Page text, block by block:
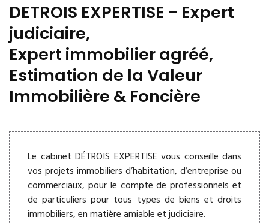
DETROIS EXPERTISE - Expert
judiciaire,
Expert immobilier agréé,
Estimation de la Valeur
Immobilière & Foncière
Le cabinet DÉTROIS EXPERTISE vous conseille dans
vos projets immobiliers d’habitation, d’entreprise ou
commerciaux, pour le compte de professionnels et
de particuliers pour tous types de biens et droits
immobiliers, en matière amiable et judiciaire.